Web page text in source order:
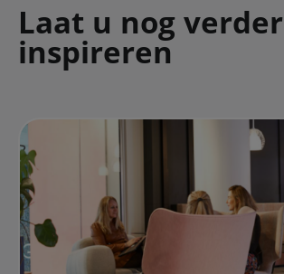
Laat u nog verder
inspireren